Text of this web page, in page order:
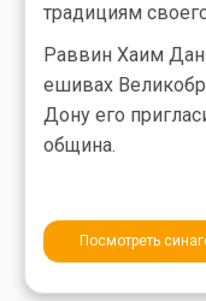
традициям
Раввин Хаим
ешивах
Дону его
община.
Посмотреть